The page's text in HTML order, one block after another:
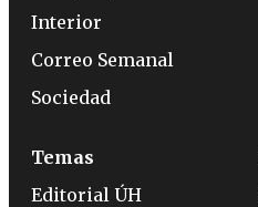
Interior
Correo Semanal
Sociedad
Temas
Editorial ÚH